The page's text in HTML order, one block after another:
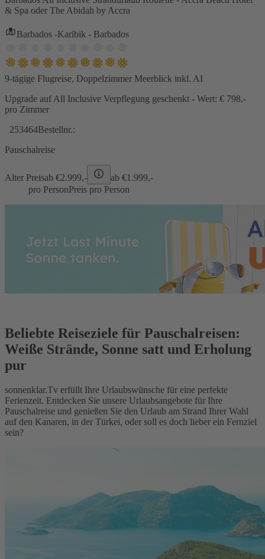
& Spa oder The Abidah by Accra
Barbados -Karibik - Barbados
9-tägige Flugreise, Doppelzimmer Meerblick inkl. AI
Upgrade auf All Inclusive Verpflegung geschenkt - Wert: € 798,-
pro Zimmer
253464Bestellnr.:
Pauschalreise
Alter Preisab €2.999,- ab €1.999,-
pro PersonPreis pro Person
Beliebte Reiseziele für Pauschalreisen:
Weiße Strände, Sonne satt und Erholung
pur
sonnenklar.Tv erfüllt Ihre Urlaubswünsche für eine perfekte
Ferienzeit. Entdecken Sie unsere Urlaubsangebote für Ihre
Pauschalreise und genießen Sie den Urlaub am Strand Ihrer Wahl
auf den Kanaren, in der Türkei, oder soll es doch lieber ein Fernziel
sein?